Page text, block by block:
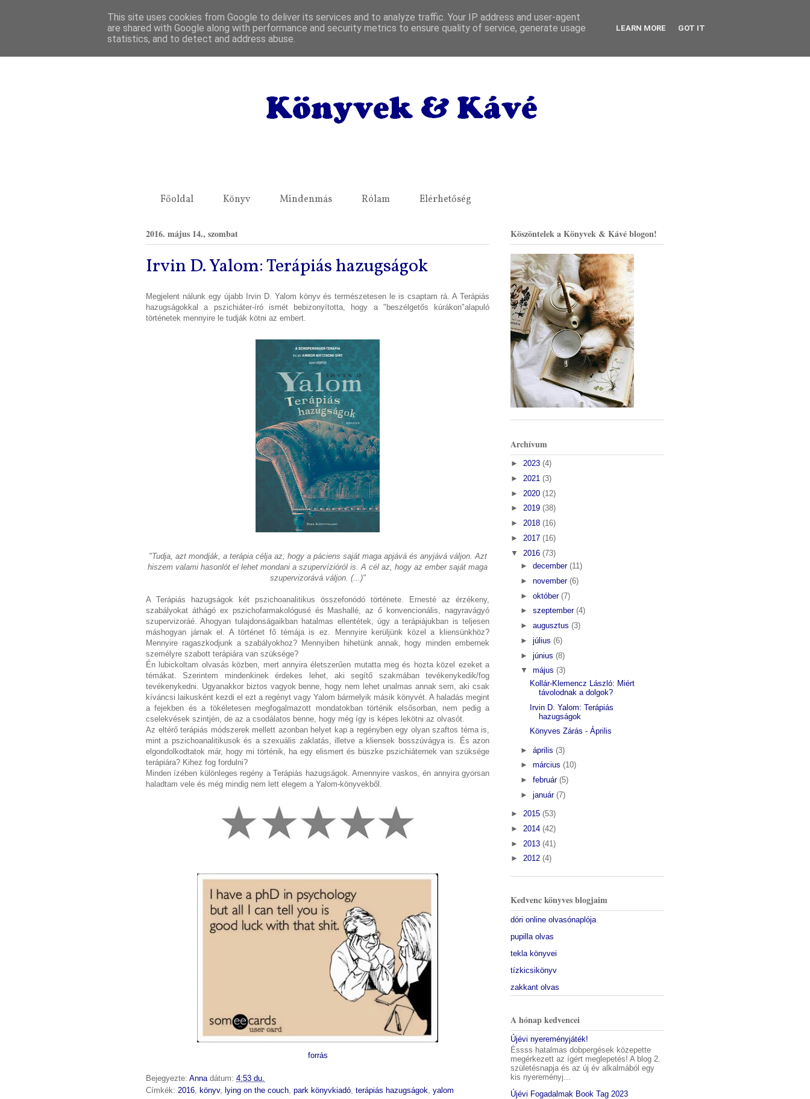
Főoldal Könyv Mindenmás Rólam Elérhetőség
2016. május 14., szombat
Irvin D. Yalom: Terápiás hazugságok
Megjelent nálunk egy újabb Irvin D. Yalom könyv és természetesen le is csaptam rá. A Terápiás
hazugságokkal a pszichiáter-író ismét bebizonyította, hogy a "beszélgetős kúrákon"alapuló
történetek mennyire le tudják kötni az embert.
"Tudja, azt mondják, a terápia célja az, hogy a páciens saját maga apjává és anyjává váljon. Azt
hiszem valami hasonlót el lehet mondani a szupervízióról is. A cél az, hogy az ember saját maga
szupervizorává váljon. (...)"
A Terápiás hazugságok két pszichoanalitikus összefonódó története. Ernesté az érzékeny,
szabályokat áthágó ex pszichofarmakológusé és Mashallé, az ő konvencionális, nagyravágyó
szupervizoráé. Ahogyan tulajdonságaikban hatalmas ellentétek, úgy a terápiájukban is teljesen
máshogyan járnak el. A történet fő témája is ez. Mennyire kerüljünk közel a kliensünkhöz?
Mennyire ragaszkodjunk a szabályokhoz? Mennyiben hihetünk annak, hogy minden embernek
személyre szabott terápiára van szüksége?
Én lubickoltam olvasás közben, mert annyira életszerűen mutatta meg és hozta közel ezeket a
témákat. Szerintem mindenkinek érdekes lehet, aki segítő szakmában tevékenykedik/fog
tevékenykedni. Ugyanakkor biztos vagyok benne, hogy nem lehet unalmas annak sem, aki csak
kíváncsi laikusként kezdi el ezt a regényt vagy Yalom bármelyik másik könyvét. A haladás megint
a fejekben és a tökéletesen megfogalmazott mondatokban történik elsősorban, nem pedig a
cselekvések szintjén, de az a csodálatos benne, hogy még így is képes lekötni az olvasót.
Az eltérő terápiás módszerek mellett azonban helyet kap a regényben egy olyan szaftos téma is,
mint a pszichoanalitikusok és a szexuális zaklatás, illetve a kliensek bosszúvágya is. És azon
elgondolkodtatok már, hogy mi történik, ha egy elismert és büszke pszichiáternek van szüksége
terápiára? Kihez fog fordulni?
Minden ízében különleges regény a Terápiás hazugságok. Amennyire vaskos, én annyira gyorsan
haladtam vele és még mindig nem lett elegem a Yalom-könyvekből.
forrás
Bejegyezte: Anna dátum: 4:53 du.
Címkék: 2016, könyv, lying on the couch, park könyvkiadó, terápiás hazugságok, yalom
Köszöntelek a Könyvek & Kávé blogon!
Archívum
► 2023 (4)
► 2021 (3)
► 2020 (12)
► 2019 (38)
► 2018 (16)
► 2017 (16)
▼ 2016 (73)
► december (11)
► november (6)
► október (7)
► szeptember (4)
► augusztus (3)
► július (6)
► június (8)
▼ május (3)
Kollár-Klemencz László: Miért
távolodnak a dolgok?
Irvin D. Yalom: Terápiás
hazugságok
Könyves Zárás - Április
► április (3)
► március (10)
► február (5)
► január (7)
► 2015 (53)
► 2014 (42)
► 2013 (41)
► 2012 (4)
Kedvenc könyves blogjaim
dóri online olvasónaplója
pupilla olvas
tekla könyvei
tízkicsikönyv
zakkant olvas
A hónap kedvencei
Újévi nyereményjáték!
Éssss hatalmas dobpergések közepette
megérkezett az ígért meglepetés! A blog 2.
születésnapja és az új év alkalmából egy
kis nyereményj...
Újévi Fogadalmak Book Tag 2023
This site uses cookies from Google to deliver its services and to analyze traffic. Your IP address and user-agent
are shared with Google along with performance and security metrics to ensure quality of service, generate usage
statistics, and to detect and address abuse.
LEARN MORE GOT IT